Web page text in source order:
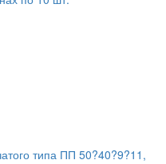
типа ПП 50?40?9?11,